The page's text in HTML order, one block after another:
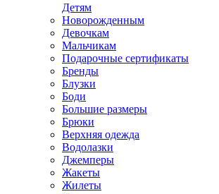
Детям
Новорожденным
Девочкам
Мальчикам
Подарочные сертификаты
Бренды
Блузки
Боди
Большие размеры
Брюки
Верхняя одежда
Водолазки
Джемперы
Жакеты
Жилеты